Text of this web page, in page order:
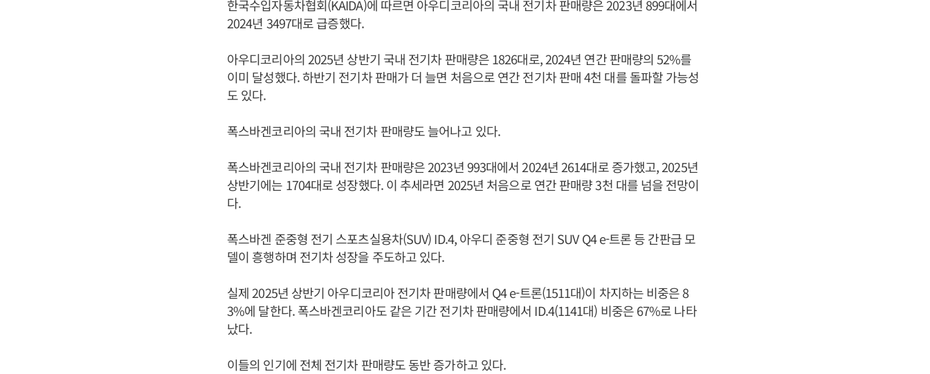
한국수입자동차협회(KAIDA)에 따르면 아우디코리아의 국내 전기차 판매량은 2023년 899대에서
2024년 3497대로 급증했다.
아우디코리아의 2025년 상반기 국내 전기차 판매량은 1826대로, 2024년 연간 판매량의 52%를
이미 달성했다. 하반기 전기차 판매가 더 늘면 처음으로 연간 전기차 판매 4천 대를 돌파할 가능성
도 있다.
폭스바겐코리아의 국내 전기차 판매량도 늘어나고 있다.
폭스바겐코리아의 국내 전기차 판매량은 2023년 993대에서 2024년 2614대로 증가했고, 2025년
상반기에는 1704대로 성장했다. 이 추세라면 2025년 처음으로 연간 판매량 3천 대를 넘을 전망이
다.
폭스바겐 준중형 전기 스포츠실용차(SUV) ID.4, 아우디 준중형 전기 SUV Q4 e-트론 등 간판급 모
델이 흥행하며 전기차 성장을 주도하고 있다.
실제 2025년 상반기 아우디코리아 전기차 판매량에서 Q4 e-트론(1511대)이 차지하는 비중은 8
3%에 달한다. 폭스바겐코리아도 같은 기간 전기차 판매량에서 ID.4(1141대) 비중은 67%로 나타
났다.
이들의 인기에 전체 전기차 판매량도 동반 증가하고 있다.